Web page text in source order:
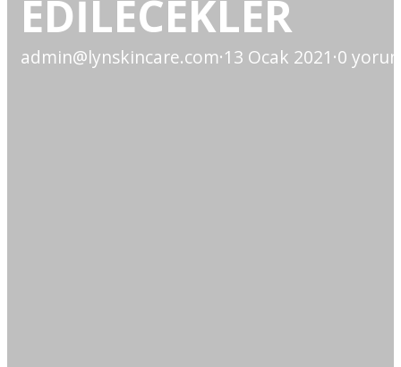
EDİLECEKLER
admin@lynskincare.com·13 Ocak 2021·0